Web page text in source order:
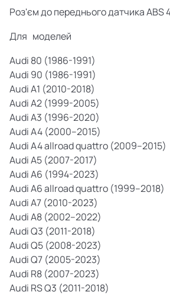
Роз'єм до переднього датчика ABS
Для моделей
Audi 80 (1986-1991)
Audi 90 (1986-1991)
Audi A1 (2010-2018)
Audi A2 (1999-2005)
Audi A3 (1996-2020)
Audi A4 (2000–2015)
Audi A4 allroad quattro (2009–2015)
Audi A5 (2007-2017)
Audi A6 (1994-2023)
Audi A6 allroad quattro (1999–2018)
Audi A7 (2010-2023)
Audi A8 (2002–2022)
Audi Q3 (2011-2018)
Audi Q5 (2008-2023)
Audi Q7 (2005-2023)
Audi R8 (2007-2023)
Audi RS Q3 (2011-2018)